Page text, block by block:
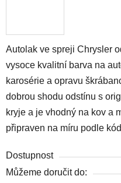
Autolak ve spreji Chrysler
vysoce kvalitní barva na
karosérie a opravu
dobrou shodu odstínu s
kryje a je vhodný na kov a
připraven na míru podle
Dostupnost
Můžeme doručit do: